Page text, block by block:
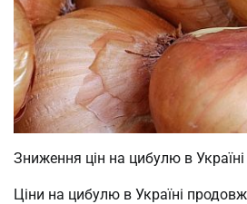
Зниження цін на цибулю в Україні
Ціни на цибулю в Україні